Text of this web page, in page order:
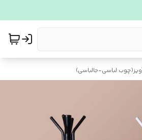
لباسی-جالباسی)